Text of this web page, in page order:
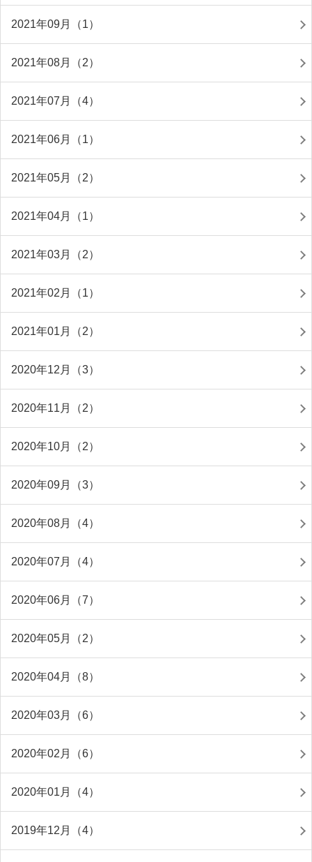
2021年09月（1）
2021年08月（2）
2021年07月（4）
2021年06月（1）
2021年05月（2）
2021年04月（1）
2021年03月（2）
2021年02月（1）
2021年01月（2）
2020年12月（3）
2020年11月（2）
2020年10月（2）
2020年09月（3）
2020年08月（4）
2020年07月（4）
2020年06月（7）
2020年05月（2）
2020年04月（8）
2020年03月（6）
2020年02月（6）
2020年01月（4）
2019年12月（4）